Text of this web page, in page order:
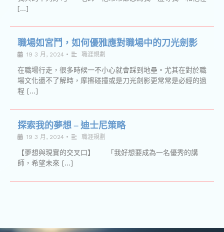
[…]
職場如宮鬥，如何優雅應對職場中的刀光劍影
19 3 月, 2024 • 職涯規劃
在職場行走，很多時候一不小心就會踩到地壘。尤其在對於職
場文化還不了解時，摩擦碰撞或是刀光劍影更常常是必經的過
程 […]
探索我的夢想 – 迪士尼策略
19 3 月, 2024 • 職涯規劃
【夢想與現實的交叉口】 「我好想要成為一名優秀的講
師，希望未來 […]